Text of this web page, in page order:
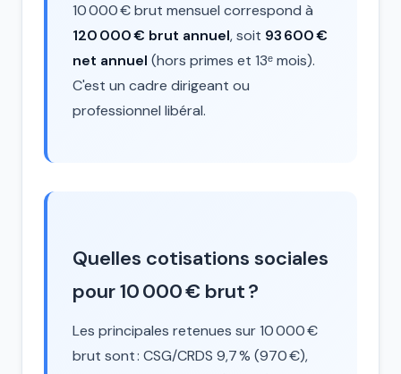
10 000 € brut mensuel correspond à
120 000 € brut annuel, soit 93 600 €
net annuel (hors primes et 13ᵉ mois).
C'est un cadre dirigeant ou
professionnel libéral.
Quelles cotisations sociales
pour 10 000 € brut ?
Les principales retenues sur 10 000 €
brut sont : CSG/CRDS 9,7 % (970 €),